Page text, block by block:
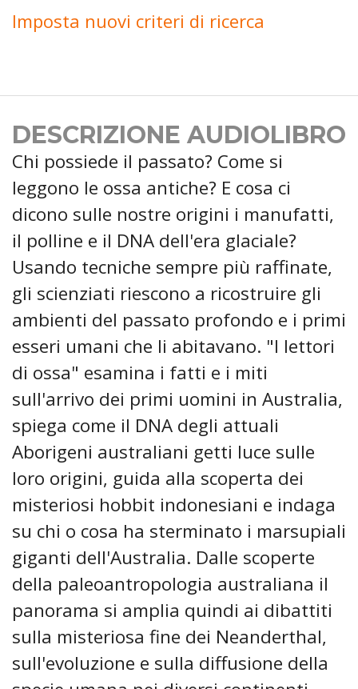
Imposta nuovi criteri di ricerca
DESCRIZIONE AUDIOLIBRO
Chi possiede il passato? Come si
leggono le ossa antiche? E cosa ci
dicono sulle nostre origini i manufatti,
il polline e il DNA dell'era glaciale?
Usando tecniche sempre più raffinate,
gli scienziati riescono a ricostruire gli
ambienti del passato profondo e i primi
esseri umani che li abitavano. "I lettori
di ossa" esamina i fatti e i miti
sull'arrivo dei primi uomini in Australia,
spiega come il DNA degli attuali
Aborigeni australiani getti luce sulle
loro origini, guida alla scoperta dei
misteriosi hobbit indonesiani e indaga
su chi o cosa ha sterminato i marsupiali
giganti dell'Australia. Dalle scoperte
della paleoantropologia australiana il
panorama si amplia quindi ai dibattiti
sulla misteriosa fine dei Neanderthal,
sull'evoluzione e sulla diffusione della